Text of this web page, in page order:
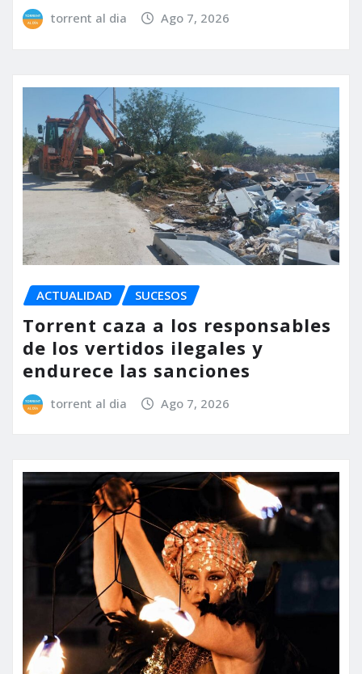
torrent al dia Ago 7, 2026
ACTUALIDAD SUCESOS
Torrent caza a los responsables
de los vertidos ilegales y
endurece las sanciones
torrent al dia Ago 7, 2026